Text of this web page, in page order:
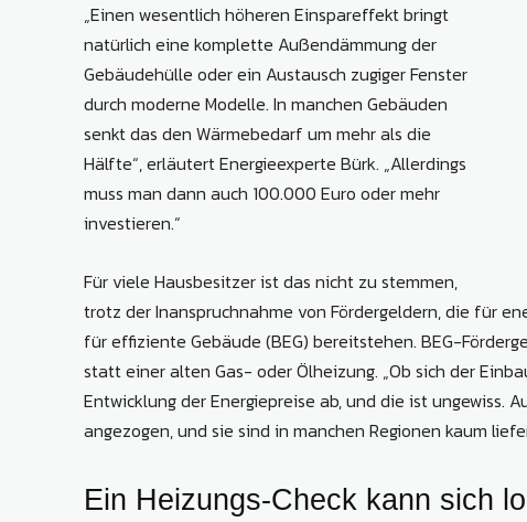
„Einen wesentlich höheren Einspareffekt bringt
natürlich eine komplette Außendämmung der
Gebäudehülle oder ein Austausch zugiger Fenster
durch moderne Modelle. In manchen Gebäuden
senkt das den Wärmebedarf um mehr als die
Hälfte“, erläutert Energieexperte Bürk. „Allerdings
muss man dann auch 100.000 Euro oder mehr
investieren.“
Für viele Hausbesitzer ist das nicht zu stemmen,
trotz der Inanspruchnahme von Fördergeldern, die für
für effiziente Gebäude (BEG) bereitstehen. BEG-
statt einer alten Gas- oder Ölheizung. „Ob sich der
Entwicklung der Energiepreise ab, und die ist ungewiss.
angezogen, und sie sind in manchen Regionen kaum
Ein Heizungs-Check kann sich